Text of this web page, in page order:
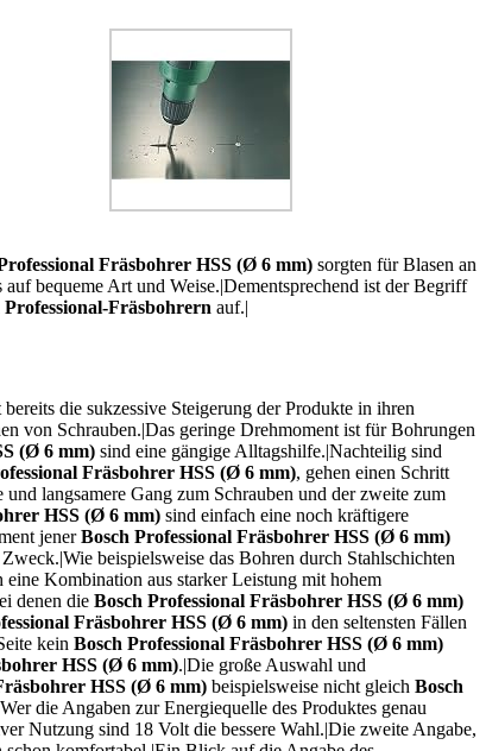
Fräsbohrer HSS (Ø 6 mm) sorgten für Blasen an
auf bequeme Art und Weise.|Dementsprechend ist der Begriff
Professional-Fräsbohrern auf.|
die sukzessive Steigerung der Produkte in ihren
von Schrauben.|Das geringe Drehmoment ist für Bohrungen
(Ø 6 mm) sind eine gängige Alltagshilfe.|Nachteilig sind
Fräsbohrer HSS (Ø 6 mm), gehen einen Schritt
langsamere Gang zum Schrauben und der zweite zum
HSS (Ø 6 mm) sind einfach eine noch kräftigere
jenerBosch Professional Fräsbohrer HSS (Ø 6 mm)
beispielsweise das Bohren durch Stahlschichten
Kombination aus starker Leistung mit hohem
denen die Bosch Professional Fräsbohrer HSS (Ø 6 mm)
Fräsbohrer HSS (Ø 6 mm) in den seltensten Fällen
kein Bosch Professional Fräsbohrer HSS (Ø 6 mm)
HSS (Ø 6 mm).|Die große Auswahl und
HSS (Ø 6 mm) beispielsweise nicht gleich Bosch
die Angaben zur Energiequelle des Produktes genau
Nutzung sind 18 Volt die bessere Wahl.|Die zweite Angabe,